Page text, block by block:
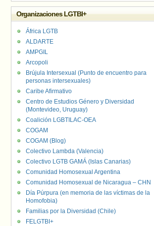
Organizaciones LGTBI+
África LGTB
ALDARTE
AMPGIL
Arcopoli
Brújula Intersexual (Punto de encuentro para
personas intersexuales)
Caribe Afirmativo
Centro de Estudios Género y Diversidad
(Montevideo, Uruguay)
Coalición LGBTILAC-OEA
COGAM
COGAM (Blog)
Colectivo Lambda (Valencia)
Colectivo LGTB GAMÁ (Islas Canarias)
Comunidad Homosexual Argentina
Comunidad Homosexual de Nicaragua – CHN
Día Púrpura (en memoria de las víctimas de la
Homofobia)
Familias por la Diversidad (Chile)
FELGTBI+